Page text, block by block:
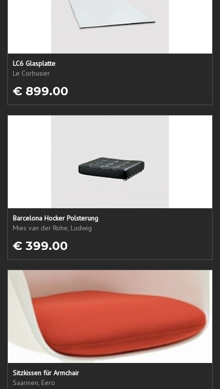
LC6 Glasplatte
Le Corbusier
€ 899.00
Barcelona Hocker Polsterung
Mies van der Rohe, Ludwig
€ 399.00
Sitzkissen für Armchair
Saarinen, Eero